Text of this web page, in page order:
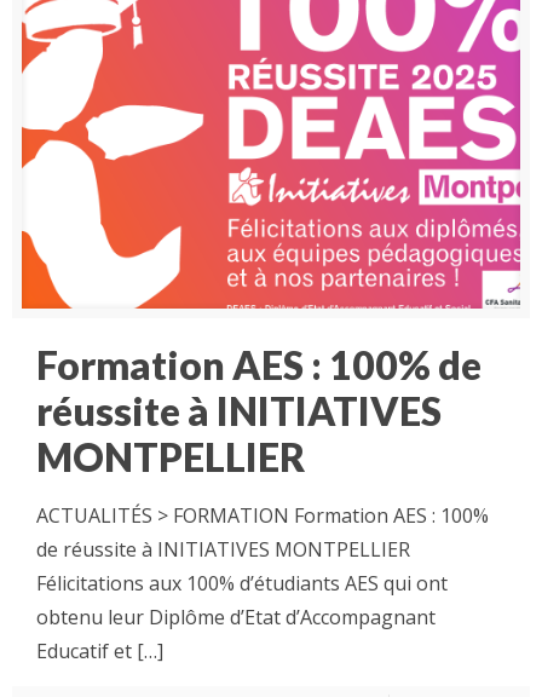
Formation AES : 100% de
réussite à INITIATIVES
MONTPELLIER
ACTUALITÉS > FORMATION Formation AES : 100%
de réussite à INITIATIVES MONTPELLIER
Félicitations aux 100% d’étudiants AES qui ont
obtenu leur Diplôme d’Etat d’Accompagnant
Educatif et […]